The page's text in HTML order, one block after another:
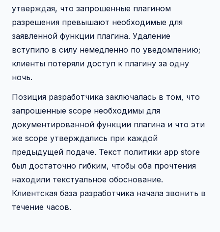
утверждая, что запрошенные плагином
разрешения превышают необходимые для
заявленной функции плагина. Удаление
вступило в силу немедленно по уведомлению;
клиенты потеряли доступ к плагину за одну
ночь.
Позиция разработчика заключалась в том, что
запрошенные scope необходимы для
документированной функции плагина и что эти
же scope утверждались при каждой
предыдущей подаче. Текст политики app store
был достаточно гибким, чтобы оба прочтения
находили текстуальное обоснование.
Клиентская база разработчика начала звонить в
течение часов.